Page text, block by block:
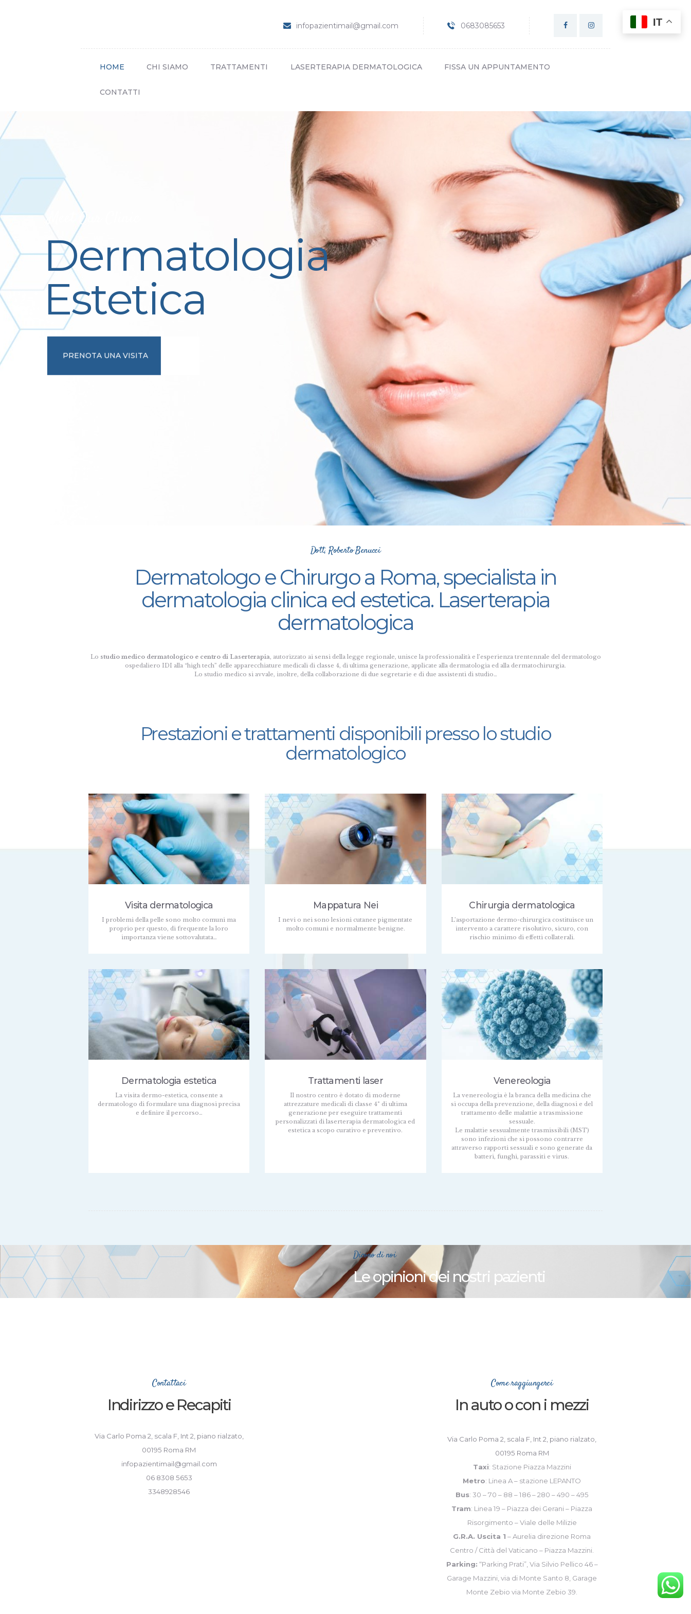
infopazientimail@gmail.com 0683085653
HOME CHI SIAMO TRATTAMENTI LASERTERAPIA DERMATOLOGICA FISSA UN APPUNTAMENTO
CONTATTI
CHI SIAMO
TRATTAMENTI
LASERTERAPIA
APPUNTAMENTO
CONTATTI
Meet Our Clinic
Dermatologia
Estetica
PRENOTA UNA VISITA
Dott, Roberto Benucci
Dermatologo e Chirurgo a Roma, specialista in
dermatologia clinica ed estetica. Laserterapia
dermatologica
Lo studio medico dermatologico e centro di Laserterapia, autorizzato ai sensi della legge regionale, unisce la professionalità e l’esperienza trentennale del dermatologo
ospedaliero IDI alla “high tech” delle apparecchiature medicali di classe 4, di ultima generazione, applicate alla dermatologia ed alla dermatochirurgia.
Lo studio medico si avvale, inoltre, della collaborazione di due segretarie e di due assistenti di studio…
Prestazioni e trattamenti disponibili presso lo studio
dermatologico
Visita dermatologica
I problemi della pelle sono molto comuni ma
proprio per questo, di frequente la loro
importanza viene sottovalutata…
Mappatura Nei
I nevi o nei sono lesioni cutanee pigmentate
molto comuni e normalmente benigne.
Chirurgia dermatologica
L’asportazione dermo-chirurgica costituisce un
intervento a carattere risolutivo, sicuro, con
rischio minimo di effetti collaterali.
Dermatologia estetica
La visita dermo-estetica, consente a
dermatologo di formulare una diagnosi precisa
e definire il percorso…
Trattamenti laser
Il nostro centro è dotato di moderne
attrezzature medicali di classe 4° di ultima
generazione per eseguire trattamenti
personalizzati di laserterapia dermatologica ed
estetica a scopo curativo e preventivo.
Venereologia
La venereologia è la branca della medicina che
si occupa della prevenzione, della diagnosi e del
trattamento delle malattie a trasmissione
sessuale.
Le malattie sessualmente trasmissibili (MST)
sono infezioni che si possono contrarre
attraverso rapporti sessuali e sono generate da
batteri, funghi, parassiti e virus.
Dicono di noi
Le opinioni dei nostri pazienti
Contattaci
Indirizzo e Recapiti
Via Carlo Poma 2, scala F, Int 2, piano rialzato,
00195 Roma RM
infopazientimail@gmail.com
06 8308 5653
3348928546
Come raggiungerci
In auto o con i mezzi
Via Carlo Poma 2, scala F, Int 2, piano rialzato,
00195 Roma RM
Taxi: Stazione Piazza Mazzini
Metro: Linea A – stazione LEPANTO
Bus: 30 – 70 – 88 – 186 – 280 – 490 – 495
Tram: Linea 19 – Piazza dei Gerani – Piazza
Risorgimento – Viale delle Milizie
G.R.A. Uscita 1 – Aurelia direzione Roma
Centro / Città del Vaticano – Piazza Mazzini.
Parking: “Parking Prati”, Via Silvio Pellico 46 –
Garage Mazzini, via di Monte Santo 8, Garage
Monte Zebio via Monte Zebio 39.
IT